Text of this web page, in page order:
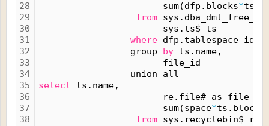
28
29
30
31
32
33
34
35
36
37
38
sum(dfp.blocks*
from
sys.ts$ ts
where dfp.tablespace_id
group by ts.name,
file_id
union all
select ts.name,
re.file# as
sum(space*
from sys.recyclebin$ re,